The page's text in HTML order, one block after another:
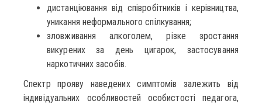
дистанціювання від співробітників і керівництва,
уникання неформального спілкування;
зловживання алкоголем, різке зростання
викурених за день цигарок, застосування
наркотичних засобів.
Спектр прояву наведених симптомів залежить від
індивідуальних особливостей особистості педагога,